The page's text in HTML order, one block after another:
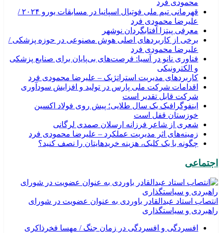
محمودی فرد
قهرمانی تیم ملی فوتبال اسپانیا در مسابقات یورو ۲۰۲۴ /
علیرضا محمودی فرد
معرفی پیتزا آفتابگردان نوشهر
برخی از کاربردهای اصلی هوش مصنوعی در حوزه پزشکی /
علیرضا محمودی فرد
فناوری نانو در آسیا: فرصت‌های بی‌پایان برای صنایع پزشکی
و الکترونیکی
کاربردهای مدیریت استراتژیک – علیرضا محمودی فرد
اقدامات شرکت ملی پارس در تولید و افزایش سودآوری
شرکت قابل تقدیر است
اینفوگرافیک یک سال طلایی؛ پیش روی فولاد اکسین
خوزستان قفل است
شعری از شاعر فرزانه ارسلان صمدی لرگانی
زمینه‌های اثر مدیریت عملکرد – علیرضا محمودی فرد
چگونه با یک کلیک، هزینه خریدهایتان را نصف کنید؟
اجتماعی
انتصاب استاد عبدالقادر باوردی به عنوان عضویت در شورای
راهبردی و سیاستگذاری
افسردگی و افسردگی در زمان جنگ / مهسا فخرذاکری